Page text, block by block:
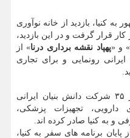
کنیا، بازدید از خانه نوآوری
قرار گرفت و در این بازدید،
» و «پهپاد نقشه برداری درنا» از
رونمایی و برای تجاری
گفتنی است، در این مرکز بیش از ۳۵ شرکت دانش بنیان ایرانی
تجهیزات پزشکی،
به کنیا صادر کرده اند.
برنامه های سفر به کنیا،